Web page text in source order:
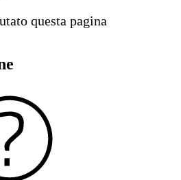
questa pagina